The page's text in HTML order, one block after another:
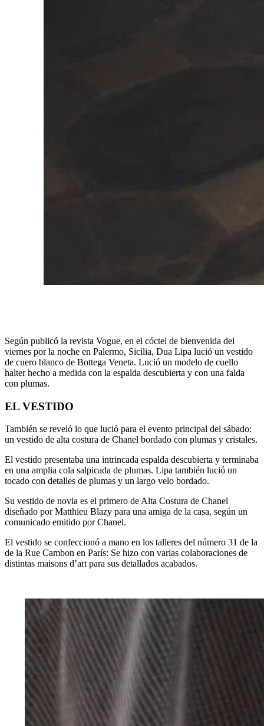
Según publicó la revista Vogue, en el cóctel de bienvenida del
viernes por la noche en Palermo, Sicilia, Dua Lipa lució un vestido
de cuero blanco de Bottega Veneta. Lució un modelo de cuello
halter hecho a medida con la espalda descubierta y con una falda
con plumas.
EL VESTIDO
También se reveló lo que lució para el evento principal del sábado:
un vestido de alta costura de Chanel bordado con plumas y cristales.
El vestido presentaba una intrincada espalda descubierta y terminaba
en una amplia cola salpicada de plumas. Lipa también lució un
tocado con detalles de plumas y un largo velo bordado.
Su vestido de novia es el primero de Alta Costura de Chanel
diseñado por Matthieu Blazy para una amiga de la casa, según un
comunicado emitido por Chanel.
El vestido se confeccionó a mano en los talleres del número 31 de la
de la Rue Cambon en París: Se hizo con varias colaboraciones de
distintas maisons d’art para sus detallados acabados.